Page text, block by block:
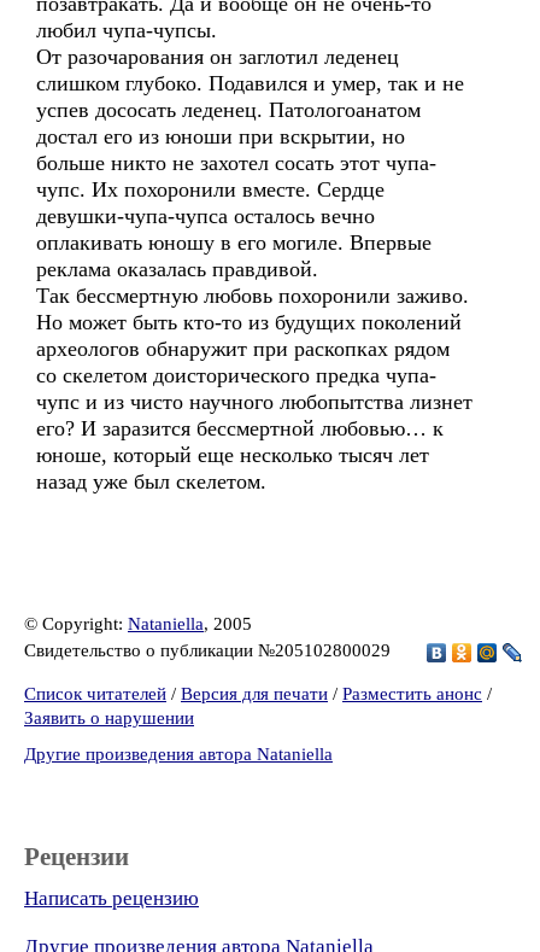
любил чупа-чупсы.
От разочарования он заглотил леденец
слишком глубоко. Подавился и умер, так и не
успев дососать леденец. Патологоанатом
достал его из юноши при вскрытии, но
больше никто не захотел сосать этот чупа-
чупс. Их похоронили вместе. Сердце
девушки-чупа-чупса осталось вечно
оплакивать юношу в его могиле. Впервые
реклама оказалась правдивой.
Так бессмертную любовь похоронили заживо.
Но может быть кто-то из будущих поколений
археологов обнаружит при раскопках рядом
со скелетом доисторического предка чупа-
чупс и из чисто научного любопытства лизнет
его? И заразится бессмертной любовью… к
юноше, который еще несколько тысяч лет
назад уже был скелетом.
© Copyright: Nataniella, 2005
Свидетельство о публикации №205102800029
Список читателей / Версия для печати / Разместить анонс /
Заявить о нарушении
Другие произведения автора Nataniella
Рецензии
Написать рецензию
Другие произведения автора Nataniella